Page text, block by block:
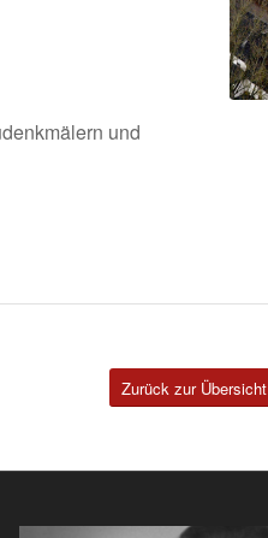
und
Zurück zur Übersicht